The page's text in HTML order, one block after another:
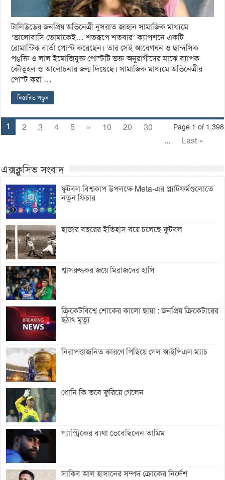
টালিউডের জনপ্রিয় অভিনেত্রী নুসরাত জাহান সামাজিক মাধ্যমে
‘ভালোবাসি তোমাকেই… শতরূপে শতবার’ ক্যাপশনে একটি
রোমান্টিক বার্তা পোস্ট করেছেন। তার সেই আবেগঘন ও ছান্দসিক
পঙক্তি ও লাল ইমোজিযুক্ত পোস্টটি ভক্ত-অনুরাগীদের মাঝে ব্যাপক
কৌতূহল ও আলোচনার জন্ম দিয়েছে। সামাজিক মাধ্যমে অভিনেত্রীর
পোস্ট করা …
বিস্তারিত পড়ুন
Page 1 of 1,398
1 2 3 4 5 » 10 20
30
...
Last »
এক্সক্লুসিভ সংবাদ
ফুটবল বিশ্বকাপ উপলক্ষে Meta-এর প্ল্যাটফর্মগুলোতে
নতুন ফিচার
হাজার বছরের ইতিহাস বয়ে চলেছে ফুটবল
শ্বাসরুদ্ধকর জয়ে মিরাজদের হাসি
ক্রিকেটবিশ্বে শোকের কালো ছায়া : জনপ্রিয় ক্রিকেটারের
হঠাৎ মৃত্যু
নিরাপত্তাজনিত কারণে পিছিয়ে গেল আইপিএল ম্যাচ
ধোনি কি তবে ফুরিয়ে গেলেন
গ্যাস্ট্রিকের ব্যথা ভেবেছিলেন তামিম
সাকিব আল হাসানের সম্পদ ক্রোকের নির্দেশ